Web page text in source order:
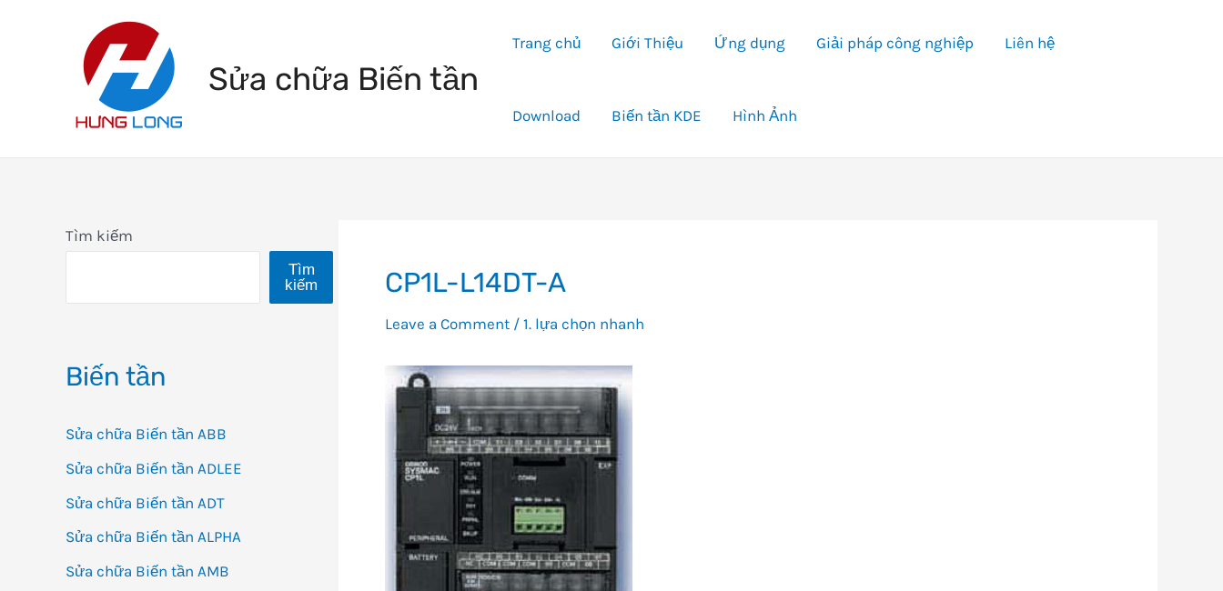
Sửa chữa Biến tần
Trang chủ Giới Thiệu Ứng dụng Giải pháp công nghiệp Liên hệ
Download Biến tần KDE Hình Ảnh
Tìm kiếm
Tìm
kiếm
Biến tần
Sửa chữa Biến tần ABB
Sửa chữa Biến tần ADLEE
Sửa chữa Biến tần ADT
Sửa chữa Biến tần ALPHA
Sửa chữa Biến tần AMB
CP1L-L14DT-A
Leave a Comment / 1. lựa chọn nhanh